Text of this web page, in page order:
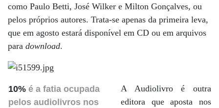
como Paulo Betti, José Wilker e Milton Gonçalves, ou
pelos próprios autores. Trata-se apenas da primeira leva,
que em agosto estará disponível em CD ou em arquivos
para download.
10% é a fatia ocupada
pelos audiolivros nos
A Audiolivro é outra
editora que aposta nos